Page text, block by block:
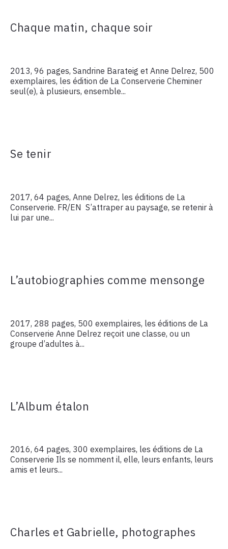
Chaque matin, chaque soir
2013, 96 pages, Sandrine Barateig et Anne Delrez, 500
exemplaires, les édition de La Conserverie Cheminer
seul(e), à plusieurs, ensemble...
Se tenir
2017, 64 pages, Anne Delrez, les éditions de La
Conserverie. FR/EN S’attraper au paysage, se retenir à
lui par une...
L’autobiographies comme mensonge
2017, 288 pages, 500 exemplaires, les éditions de La
Conserverie Anne Delrez reçoit une classe, ou un
groupe d’adultes à...
L’Album étalon
2016, 64 pages, 300 exemplaires, les éditions de La
Conserverie Ils se nomment il, elle, leurs enfants, leurs
amis et leurs...
Charles et Gabrielle, photographes